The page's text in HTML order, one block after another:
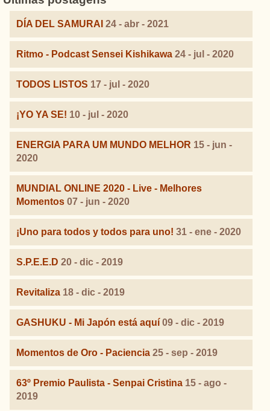
DÍA DEL SAMURAI 24 - abr - 2021
Ritmo - Podcast Sensei Kishikawa 24 - jul - 2020
TODOS LISTOS 17 - jul - 2020
¡YO YA SE! 10 - jul - 2020
ENERGIA PARA UM MUNDO MELHOR 15 - jun -
2020
MUNDIAL ONLINE 2020 - Live - Melhores
Momentos 07 - jun - 2020
¡Uno para todos y todos para uno! 31 - ene - 2020
S.P.E.E.D 20 - dic - 2019
Revitaliza 18 - dic - 2019
GASHUKU - Mi Japón está aquí 09 - dic - 2019
Momentos de Oro - Paciencia 25 - sep - 2019
63º Premio Paulista - Senpai Cristina 15 - ago -
2019